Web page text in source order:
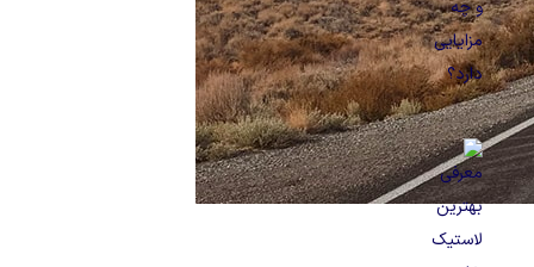
خودرو متصل چیست و چه مزایایی دارد؟